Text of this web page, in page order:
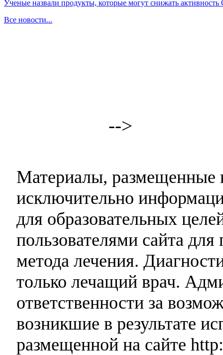
Ученые назвали продукты, которые могут снижать
Все новости...
-->
Материалы, размещенные
исключительно
для образовательных
пользователями сайта
метода лечения.
только лечащий врач.
ответственности за
возникшие в результате
размещенной на сайте